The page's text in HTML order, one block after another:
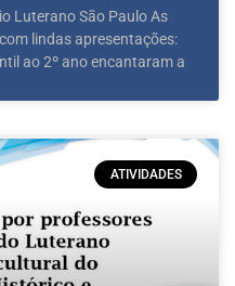
Luterano São Paulo As
lindas apresentações:
ao 2º ano encantaram a
ATIVIDADES